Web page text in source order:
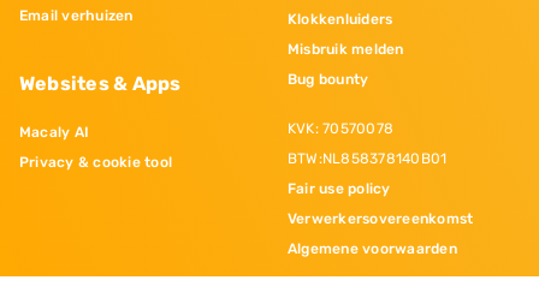
Email verhuizen
Websites & Apps
Macaly AI
Privacy & cookie tool
Klokkenluiders
Misbruik melden
Bug bounty
KVK: 70570078
BTW:NL858378140B01
Fair use policy
Verwerkersovereenkomst
Algemene voorwaarden